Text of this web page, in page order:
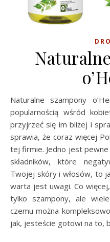
Naturalne szampony o’Herbal cieszą się bardzo dużą
popularnością wśród
przyjrzeć się im bliżej i
sprawia, że coraz więcej
tej firmie. Jedno jest
składników, które
Twojej skóry i włosów, to
warta jest uwagi. Co
tylko szampony, ale
czemu można
jak, jesteście gotowi na to,